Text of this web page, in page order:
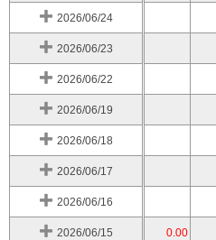
2026/06/24
2026/06/23
2026/06/22
2026/06/19
2026/06/18
2026/06/17
2026/06/16
2026/06/15 0.00